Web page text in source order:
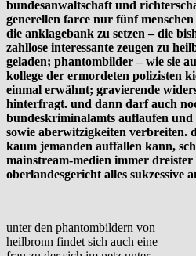
bundesanwaltschaft und
generellen farce nur fünf
die anklagebank zu setzen – die
zahllose interessante zeugen zu
geladen; phantombilder – wie sie
kollege der ermordeten polizisten
einmal erwähnt; gravierende
hinterfragt. und dann darf auch
bundeskriminalamts auflaufen und
sowie aberwitzigkeiten verbreiten.
kaum jemanden auffallen kann,
mainstream-medien immer dreister
oberlandesgericht alles sukzessive
unter den phantombildern von
heilbronn findet sich auch eine